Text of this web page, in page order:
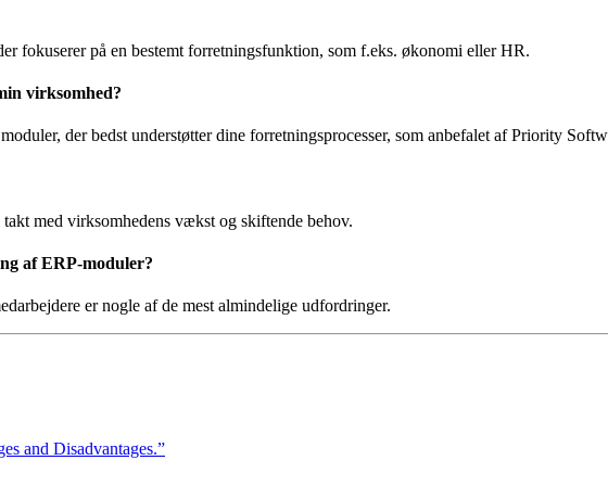
fokuserer på en bestemt forretningsfunktion, som f.eks. økonomi eller HR.
virksomhed?
der bedst understøtter dine forretningsprocesser, som anbefalet af Priority
med virksomhedens vækst og skiftende behov.
af ERP-moduler?
er nogle af de mest almindelige udfordringer.
and Disadvantages.”